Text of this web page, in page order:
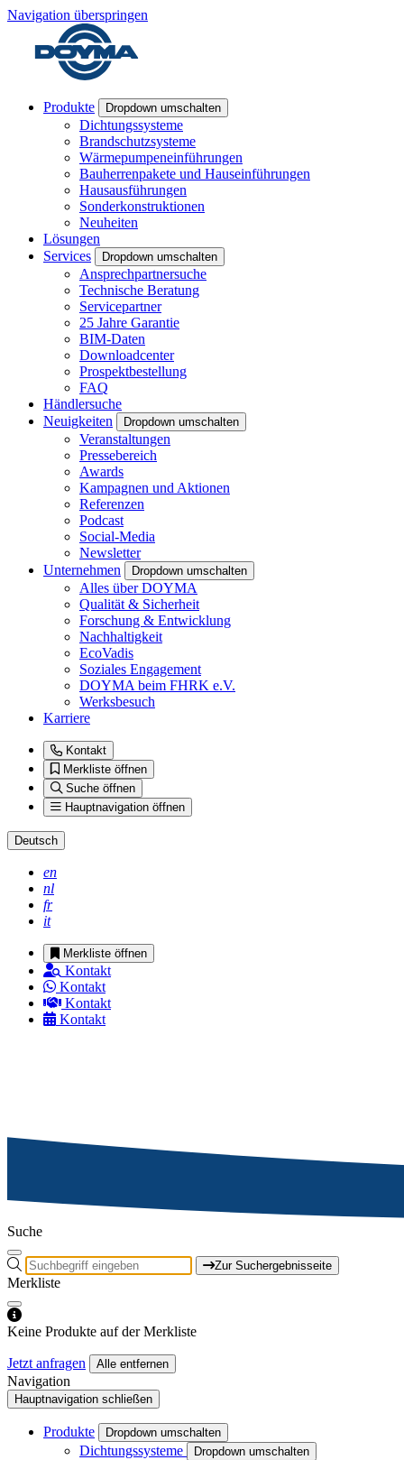
Navigation überspringen
Produkte Dropdown umschalten
Dichtungssysteme
Brandschutzsysteme
Wärmepumpeneinführungen
Bauherrenpakete und Hauseinführungen
Hausausführungen
Sonderkonstruktionen
Neuheiten
Lösungen
Services
Dropdown umschalten
Ansprechpartnersuche
Technische Beratung
Servicepartner
25 Jahre Garantie
BIM-Daten
Downloadcenter
Prospektbestellung
FAQ
Händlersuche
Neuigkeiten
Dropdown umschalten
Veranstaltungen
Pressebereich
Awards
Kampagnen und Aktionen
Referenzen
Podcast
Social-Media
Newsletter
Unternehmen
Dropdown umschalten
Alles über DOYMA
Qualität & Sicherheit
Forschung & Entwicklung
Nachhaltigkeit
EcoVadis
Soziales Engagement
DOYMA beim FHRK e.V.
Werksbesuch
Karriere
Kontakt
Merkliste öffnen
Suche öffnen
Hauptnavigation öffnen
Deutsch
en
nl
fr
it
Merkliste öffnen
Kontakt
Kontakt
Kontakt
Kontakt
Suche
Zur Suchergebnisseite
Merkliste
Keine Produkte auf der Merkliste
Jetzt anfragen Alle entfernen
Navigation
Hauptnavigation schließen
Produkte Dropdown umschalten
Dichtungssysteme Dropdown umschalten